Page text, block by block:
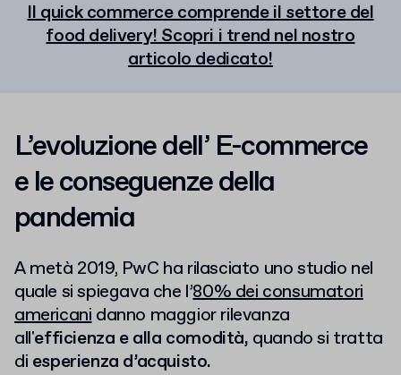
Il quick commerce comprende il settore del
food delivery! Scopri i trend nel nostro
articolo dedicato!
L’evoluzione dell’ E-commerce
e le conseguenze della
pandemia
A metà 2019, PwC ha rilasciato uno studio nel
quale si spiegava che l’80% dei consumatori
americanidanno maggior rilevanza
all'efficienza e alla comodità, quando si tratta
di esperienza d’acquisto.